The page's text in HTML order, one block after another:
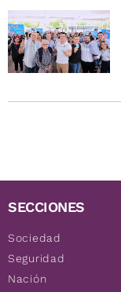
SECCIONES
Sociedad
Seguridad
Nación